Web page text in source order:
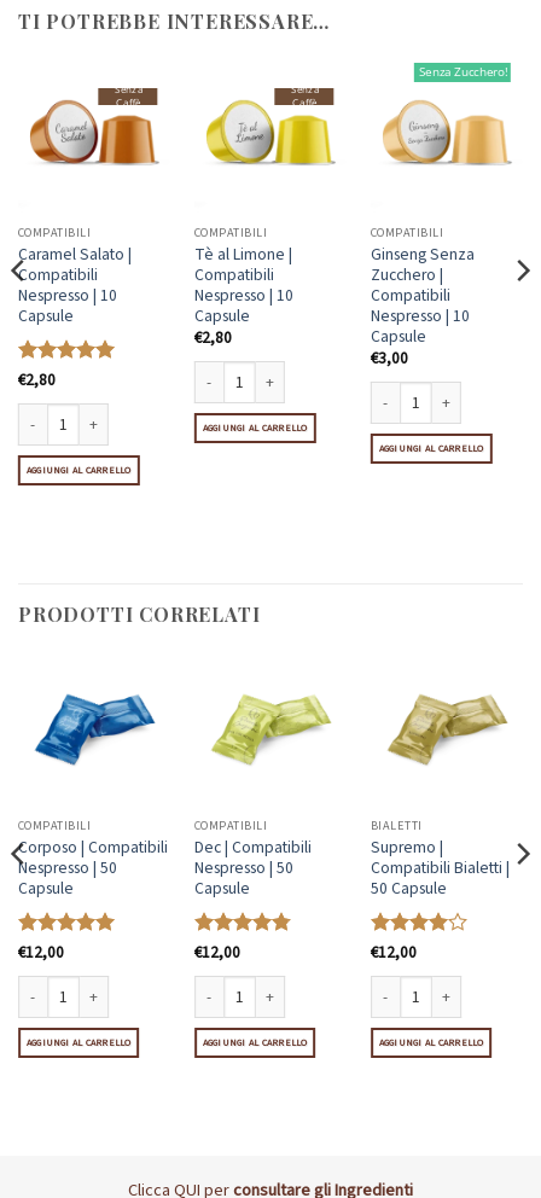
TI POTREBBE INTERESSARE…
Senza
Caffè
COMPATIBILI
Caramel Salato |
Compatibili
Nespresso | 10
Capsule
Valutato
€2,80
Caramel Salato | Compatibili Nespresso | 10 Capsule quantità
AGGIUNGI AL CARRELLO
Senza
Caffè
COMPATIBILI
Tè al Limone |
Compatibili
Nespresso | 10
Capsule
€2,80
Tè al Limone | Compatibili Nespresso | 10 Capsule
AGGIUNGI AL CARRELLO
Senza Zucchero!
COMPATIBILI
Ginseng Senza
Zucchero |
Compatibili
Nespresso | 10
Capsule
€3,00
Ginseng Senza Zucchero |
AGGIUNGI AL CARRELLO
Capsule quantità
| Compatibili Nespresso | 10 Capsule quantità
PRODOTTI CORRELATI
COMPATIBILI
Corposo | Compatibili
Nespresso | 50
Capsule
Valutato
€12,00
Corposo | Compatibili Nespresso | 50 Capsule quantità
AGGIUNGI AL CARRELLO
COMPATIBILI
Dec | Compatibili
Nespresso | 50
Capsule
Valutato
€12,00
Dec | Compatibili Nespresso | 50 Capsule quantità
AGGIUNGI AL CARRELLO
BIALETTI
Supremo |
Compatibili Bialetti |
50 Capsule
Valutato
€12,00
Supremo | Compatibili
AGGIUNGI AL CARRELLO
A Modo Mio | 50 Capsule quantità
CliccaQUIperconsultare gli Ingredienti